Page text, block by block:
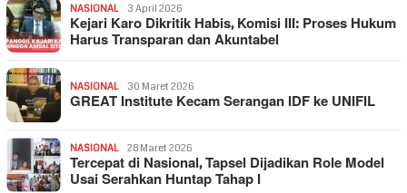
NASIONAL 3 April 2026
Kejari Karo Dikritik Habis, Komisi III: Proses Hukum
Harus Transparan dan Akuntabel
NASIONAL 30 Maret 2026
GREAT Institute Kecam Serangan IDF ke UNIFIL
NASIONAL 28 Maret 2026
Tercepat di Nasional, Tapsel Dijadikan Role Model
Usai Serahkan Huntap Tahap I